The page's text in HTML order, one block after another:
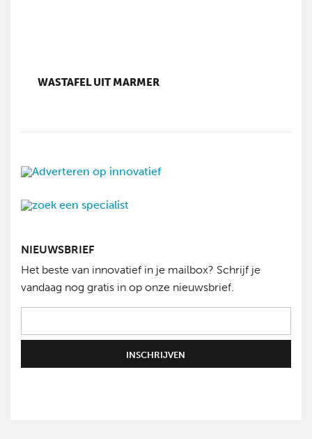
WASTAFEL UIT MARMER
NIEUWSBRIEF
Het beste van innovatief in je mailbox? Schrijf je
vandaag nog gratis in op onze nieuwsbrief.